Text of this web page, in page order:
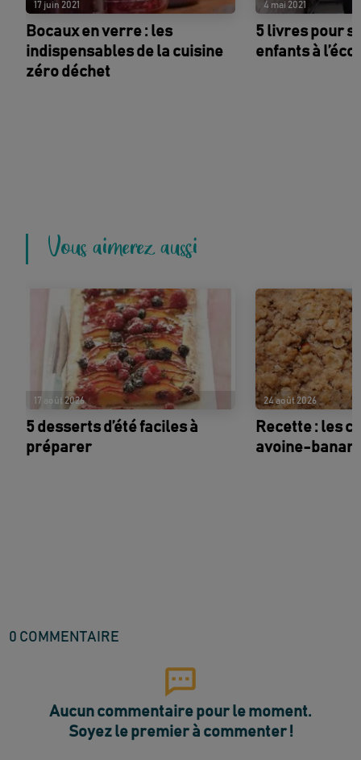
17 juin 2021
Bocaux en verre : les
indispensables de la cuisine
zéro déchet
4 mai 2021
5 livres pour
enfants à
Vous aimerez aussi
17 août 2026
5 desserts d’été faciles à
préparer
24 août 2026
Recette : les
avoine-
0 COMMENTAIRE
Aucun commentaire pour le moment.
Soyez le premier à commenter !